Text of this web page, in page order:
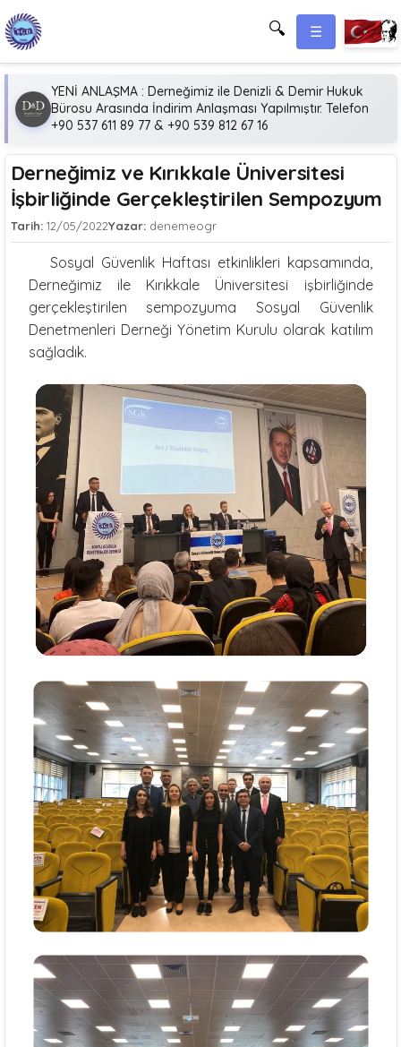
🔍 ☰
YENİ ANLAŞMA : Derneğimiz ile Denizli & Demir Hukuk
Bürosu Arasında İndirim Anlaşması Yapılmıştır. Telefon
+90 537 611 89 77 & +90 539 812 67 16
Derneğimiz ve Kırıkkale Üniversitesi
İşbirliğinde Gerçekleştirilen Sempozyum
Tarih: 12/05/2022Yazar:denemeogr
Sosyal Güvenlik Haftası etkinlikleri kapsamında,
Derneğimiz ile Kırıkkale Üniversitesi işbirliğinde
gerçekleştirilen sempozyuma Sosyal Güvenlik
Denetmenleri Derneği Yönetim Kurulu olarak katılım
sağladık.